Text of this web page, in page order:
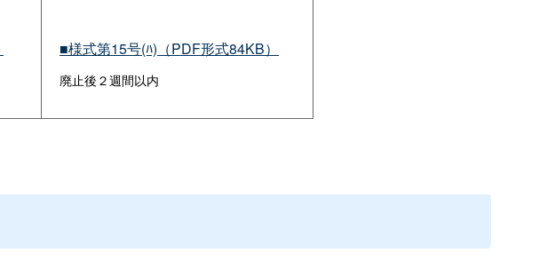
■様式第15号(ﾊ)（PDF形式84KB）
廃止後２週間以内